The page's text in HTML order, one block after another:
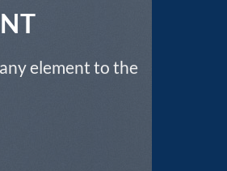
element to the